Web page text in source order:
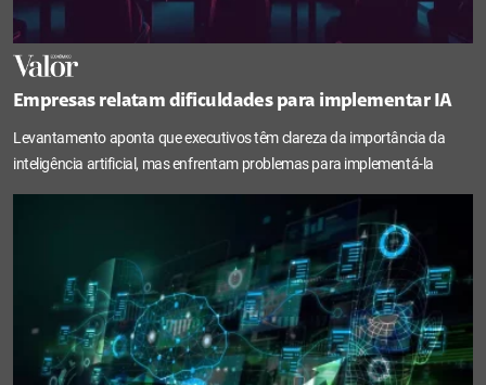
Empresas relatam dificuldades para implementar IA
Levantamento aponta que executivos têm clareza da importância da
inteligência artificial, mas enfrentam problemas para implementá-la